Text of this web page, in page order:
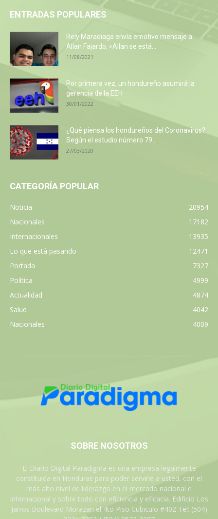
ENTRADAS POPULARES
Rely Maradiaga envía emotivo mensaje a
Allan Fajardo, «Allan se está...
11/08/2021
Por primera vez, un hondureño asumirá la
gerencia de la EEH
30/01/2022
¿Qué piensa los hondureños del Coronavirus?
Según el estudio número 79...
27/03/2020
CATEGORÍA POPULAR
Noticia
20954
Nacionales
17182
Internacionales
13935
Lo que está pasando
12471
Portada
7327
Política
4999
Actualidad
4874
Salud
4042
Nacionales
4009
SOBRE NOSOTROS
El Diario Digital Paradigma es una empresa legalmente
constituida en Honduras para poder servirle a usted, con el
más alto nivel de liderazgo en el mercado nacional e
internacional y sobre todo con eficiencia y eficacia. Edificio Los
Jarros Boulevard Morazan el 4to Piso Cubiculo #402 Tel: (504)